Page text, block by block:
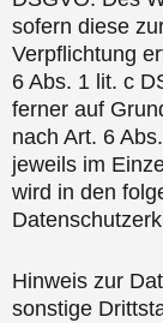
sofern diese
Verpflichtung
6 Abs. 1 lit. c
ferner auf
nach Art. 6
jeweils im
wird in den
Hinweis zur
sonstige